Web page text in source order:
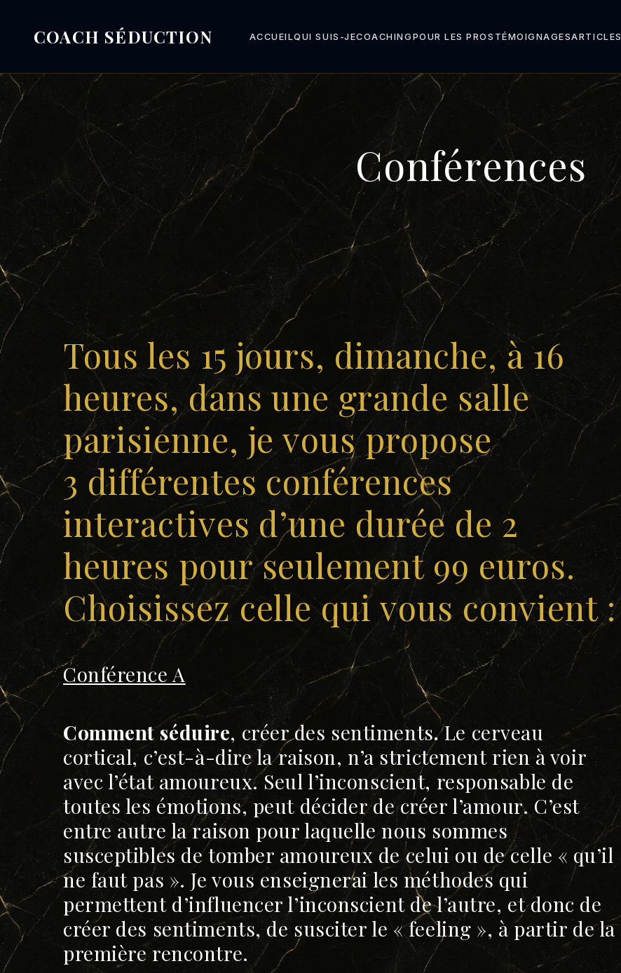
COACH SÉDUCTION ACCUEILQUI SUIS-JECOACHING POUR LES PROS TÉMOIGNAGESARTICLES
Conférences
Tous les 15 jours, dimanche, à 16
heures, dans une grande salle
parisienne, je vous propose
3 différentes conférences
interactives d’une durée de 2
heures pour seulement 99 euros.
Choisissez celle qui vous convient :
Conférence A
Comment séduire, créer des sentiments.Le cerveau
cortical, c’est-à-dire la raison, n’a strictement rien à voir
avec l’état amoureux. Seul l’inconscient, responsable de
toutes les émotions, peut décider de créer l’amour. C’est
entre autre la raison pour laquelle nous sommes
susceptibles de tomber amoureux de celui ou de celle « qu’il
ne faut pas ». Je vous enseignerai les méthodes qui
permettent d’influencer l’inconscient de l’autre, et donc de
créer des sentiments, de susciter le « feeling », à partir de la
première rencontre.